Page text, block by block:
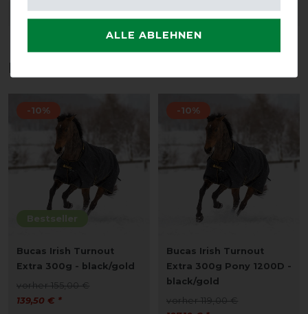
DETAILS ZUR PRODUKTSICHERHEIT
Das perfekte Zubehör für dich
Bestseller
-10%
Bucas Irish Turnout
Extra 300g - black/gold
vorher 155,00 €
139,50 € *
-10%
Bucas Irish Turnout
Extra 300g Pony 1200D -
black/gold
vorher 119,00 €
ALLE ABLEHNEN